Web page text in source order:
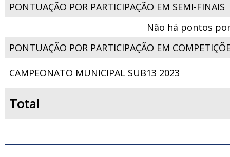
PONTUAÇÃO POR PARTICIPAÇÃO EM SEMI-FINAIS
Não há pontos
PONTUAÇÃO POR PARTICIPAÇÃO EM
CAMPEONATO MUNICIPAL SUB13 2023
Total